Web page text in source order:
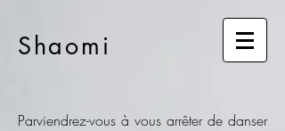
Shaomi
Parviendrez-vous à vous arrêter de danser